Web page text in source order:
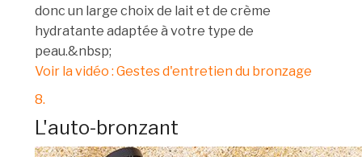
donc un large choix de lait et de crème
hydratante adaptée à votre type de
peau.&nbsp;
Voir la vidéo : Gestes d'entretien du bronzage
8.
L'auto-bronzant